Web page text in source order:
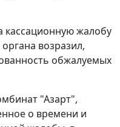
кассационную жалобу
возразил,
обжалуемых
"Азарт",
о времени и